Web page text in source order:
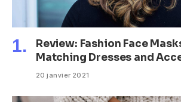
Review: Fashion Face
Matching Dresses and
20 janvier 2021